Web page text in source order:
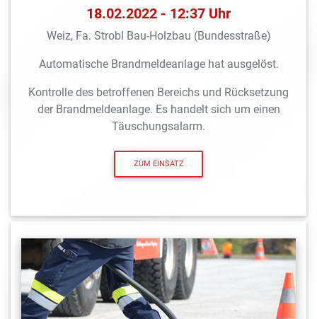
18.02.2022 - 12:37 Uhr
Weiz, Fa. Strobl Bau-Holzbau (Bundesstraße)
Automatische Brandmeldeanlage hat ausgelöst.
Kontrolle des betroffenen Bereichs und Rücksetzung
der Brandmeldeanlage. Es handelt sich um einen
Täuschungsalarm.
ZUM EINSATZ